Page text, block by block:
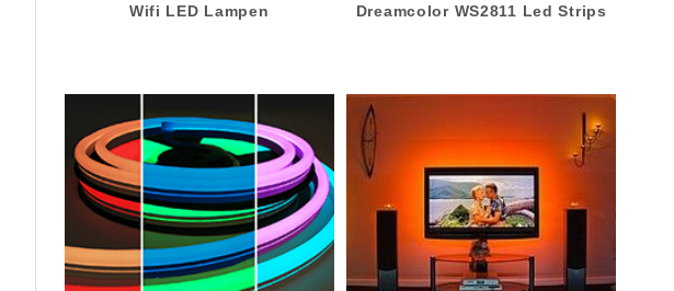
Wifi LED Lampen Dreamcolor WS2811 Led Strips